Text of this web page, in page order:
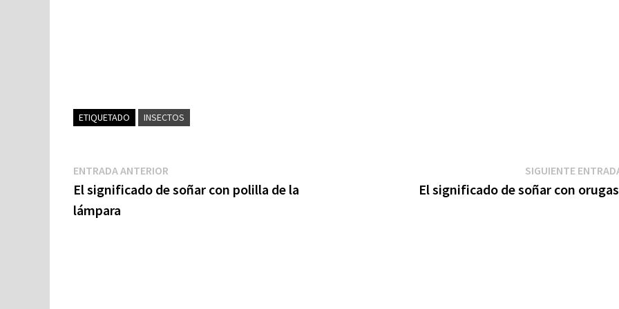
ETIQUETADO INSECTOS
Navegación
de
entradas
ENTRADA ANTERIOR
anterior:
El significado de soñar con polilla de la
lámpara
SIGUIENTE
El significado de soñar con